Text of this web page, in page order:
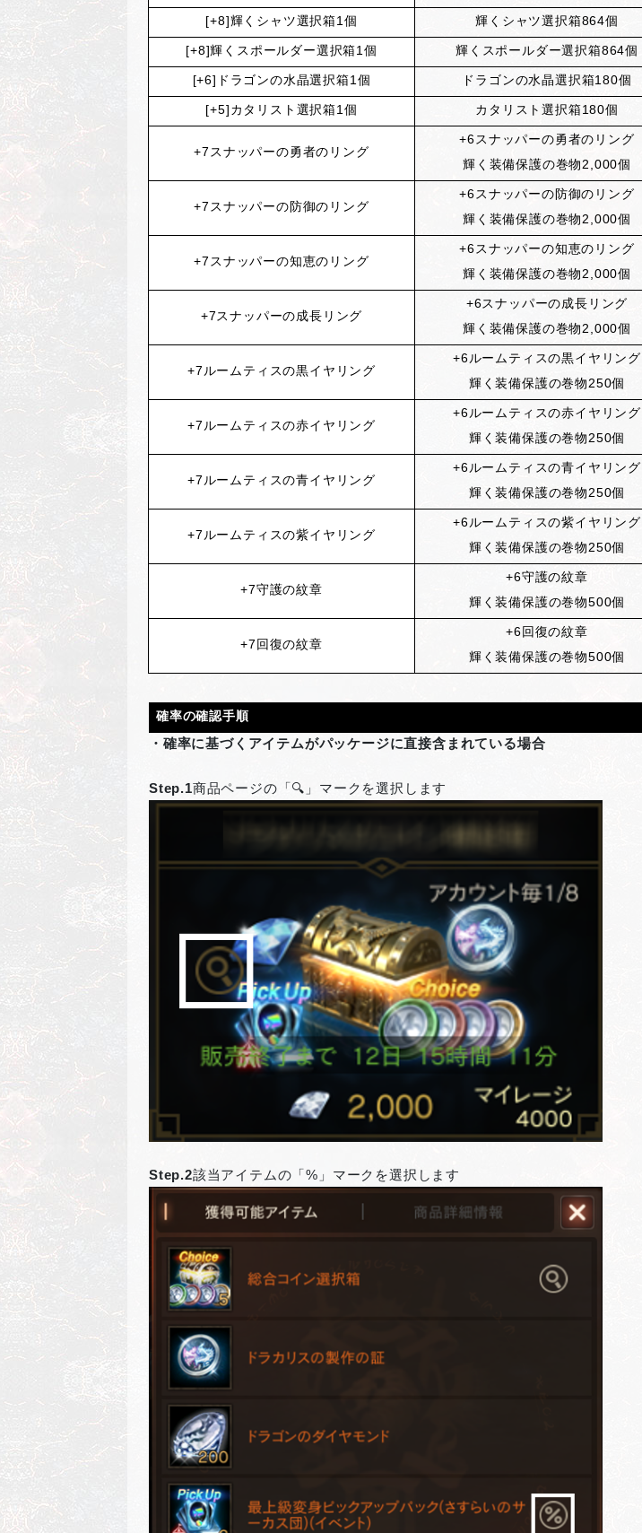
[+8]輝くシャツ選択箱1個 輝くシャツ選択箱864個
[+8]輝くスポールダー選択箱1個 輝くスポールダー選択箱864個
[+6] ドラゴンの水晶選択箱1個 ドラゴンの水晶選択箱180個
[+5]カタリスト選択箱1個 カタリスト選択箱180個
+7スナッパーの勇者のリング
+6スナッパーの勇者のリング
輝く装備保護の巻物2,000個
+7スナッパーの防御のリング
+6スナッパーの防御のリング
輝く装備保護の巻物2,000個
+7スナッパーの知恵のリング
+6スナッパーの知恵のリング
輝く装備保護の巻物2,000個
+7スナッパーの成長リング
+6スナッパーの成長リング
輝く装備保護の巻物2,000個
+7ルームティスの黒イヤリング
+6ルームティスの黒イヤリング
輝く装備保護の巻物250個
+7ルームティスの赤イヤリング
+6ルームティスの赤イヤリング
輝く装備保護の巻物250個
+7ルームティスの青イヤリング
+6ルームティスの青イヤリング
輝く装備保護の巻物250個
+7ルームティスの紫イヤリング
+6ルームティスの紫イヤリング
輝く装備保護の巻物250個
+7守護の紋章
+6守護の紋章
輝く装備保護の巻物500個
+7回復の紋章
+6回復の紋章
輝く装備保護の巻物500個
確率の確認手順
・確率に基づくアイテムがパッケージに直接含まれている場合
Step.1商品ページの「🔍」マークを選択します
Step.2該当アイテムの「%」マークを選択します